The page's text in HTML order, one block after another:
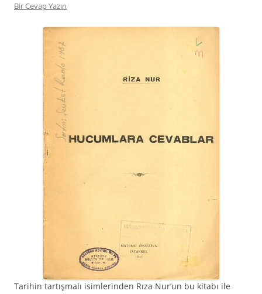
Bir Cevap Yazın
Tarihin tartışmalı isimlerinden Rıza Nur’un bu kitabı ile